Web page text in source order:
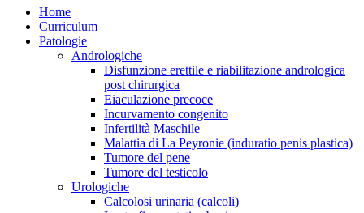
Home
Curriculum
Patologie
Andrologiche
Disfunzione erettile e riabilitazione andrologica
post chirurgica
Eiaculazione precoce
Incurvamento congenito
Infertilità Maschile
Malattia di La Peyronie (induratio penis plastica)
Tumore del pene
Tumore del testicolo
Urologiche
Calcolosi urinaria (calcoli)